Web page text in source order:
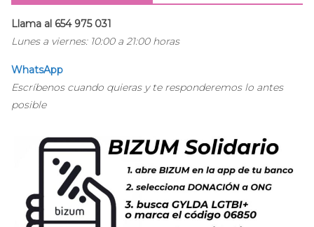
Llama al 654 975 031
Lunes a viernes: 10:00 a 21:00 horas
WhatsApp
Escríbenos cuando quieras y te responderemos lo antes
posible